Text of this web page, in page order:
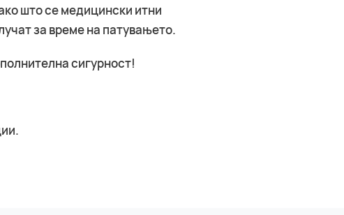
што се медицински итни
за време на патувањето.
сигурност!